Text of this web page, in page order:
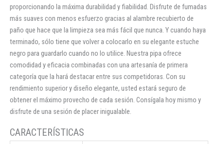
proporcionando la máxima durabilidad y fiabilidad. Disfrute de fumadas
más suaves con menos esfuerzo gracias al alambre recubierto de
paño que hace que la limpieza sea más fácil que nunca. Y cuando haya
terminado, sólo tiene que volver a colocarlo en su elegante estuche
negro para guardarlo cuando no lo utilice. Nuestra pipa ofrece
comodidad y eficacia combinadas con una artesanía de primera
categoría que la hará destacar entre sus competidoras. Con su
rendimiento superior y diseño elegante, usted estará seguro de
obtener el máximo provecho de cada sesión. Consígala hoy mismo y
disfrute de una sesión de placer inigualable.